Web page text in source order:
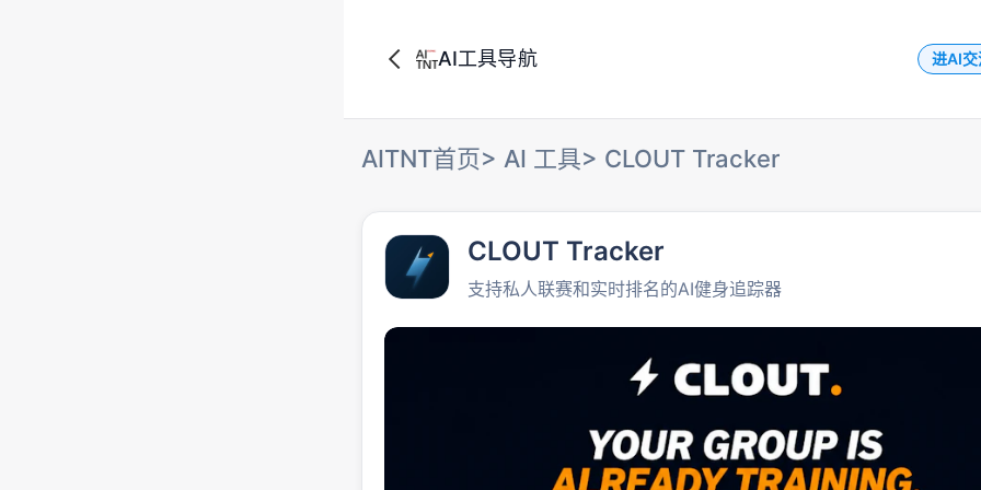
AI工具导航 进AI交
AITNT首页> AI 工具> CLOUT Tracker
CLOUT Tracker
支持私人联赛和实时排名的AI健身追踪器